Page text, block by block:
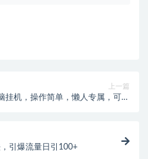
上一篇
挂机，操作简单，懒人专属，可矩
引爆流量日引100+